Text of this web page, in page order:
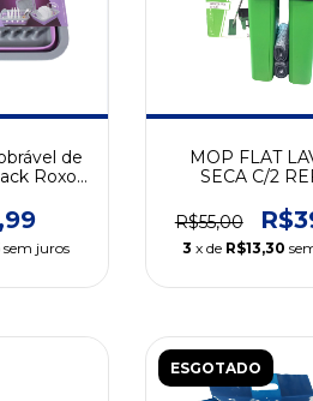
de
Roxo
sem juros
MOP FLAT
SECA C/2
R$55,00
3 x de R$13,30
ESGOTADO